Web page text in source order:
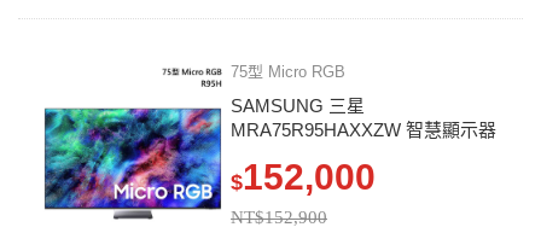
75型 Micro RGB
SAMSUNG 三星
MRA75R95HAXXZW 智慧顯示器
$152,000
NT$152,900